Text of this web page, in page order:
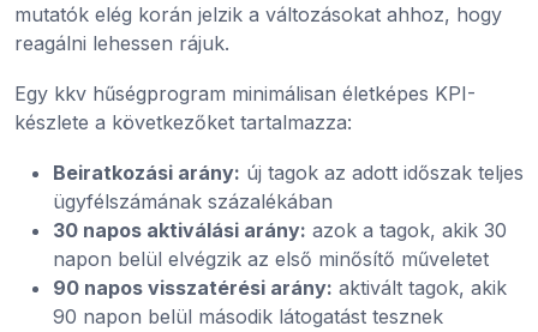
mutatók elég korán jelzik a változásokat ahhoz, hogy
reagálni lehessen rájuk.
Egy kkv hűségprogram minimálisan életképes KPI-
készlete a következőket tartalmazza:
Beiratkozási arány: új tagok az adott időszak teljes
ügyfélszámának százalékában
30 napos aktiválási arány: azok a tagok, akik 30
napon belül elvégzik az első minősítő műveletet
90 napos visszatérési arány: aktivált tagok, akik
90 napon belül második látogatást tesznek